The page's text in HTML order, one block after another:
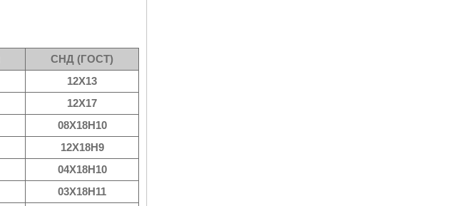
СНД (ГОСТ)
12Х13
12Х17
08Х18Н10
12Х18Н9
04Х18Н10
03Х18Н11